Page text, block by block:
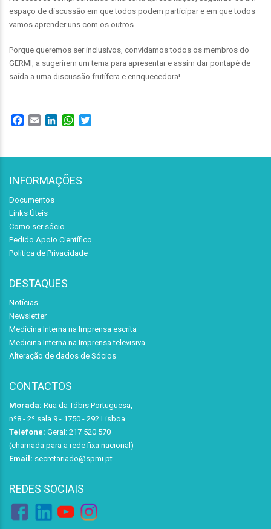
espaço de discussão em que todos podem participar e em que todos
vamos aprender uns com os outros.
Porque queremos ser inclusivos, convidamos todos os membros do
GERMI, a sugerirem um tema para apresentar e assim dar pontapé de
saída a uma discussão frutífera e enriquecedora!
Facebook
Email LinkedInWhatsApp
INFORMAÇÕES
Documentos
Links Úteis
Como ser sócio
Pedido Apoio Científico
Política de Privacidade
DESTAQUES
Notícias
Newsletter
Medicina Interna na Imprensa escrita
Medicina Interna na Imprensa televisiva
Alteração de dados de Sócios
CONTACTOS
Morada: Rua da Tóbis Portuguesa,
nº8 - 2º sala 9 - 1750 - 292 Lisboa
Telefone: Geral: 217 520 570
(chamada para a rede fixa nacional)
Email: secretariado@spmi.pt
REDES SOCIAIS